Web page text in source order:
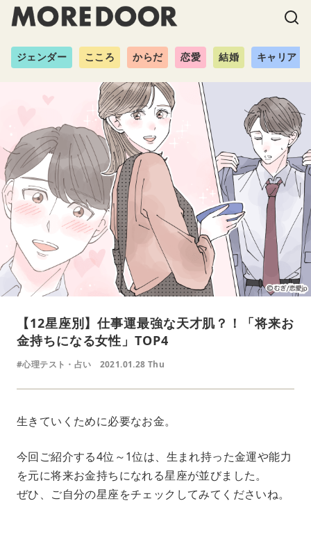
ジェンダー こころ からだ 恋愛 結婚 キャリア
【12星座別】仕事運最強な天才肌？！「将来お
金持ちになる女性」TOP4
#心理テスト・占い 2021.01.28 Thu
生きていくために必要なお金。
今回ご紹介する4位～1位は、生まれ持った金運や能力
を元に将来お金持ちになれる星座が並びました。
ぜひ、ご自分の星座をチェックしてみてくださいね。